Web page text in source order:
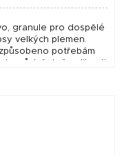
granule pro dospělé
velkých plemen.
potřebám
psů (včetně velikosti